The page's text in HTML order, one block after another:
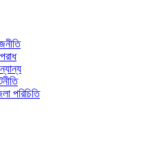
পরিচিতি